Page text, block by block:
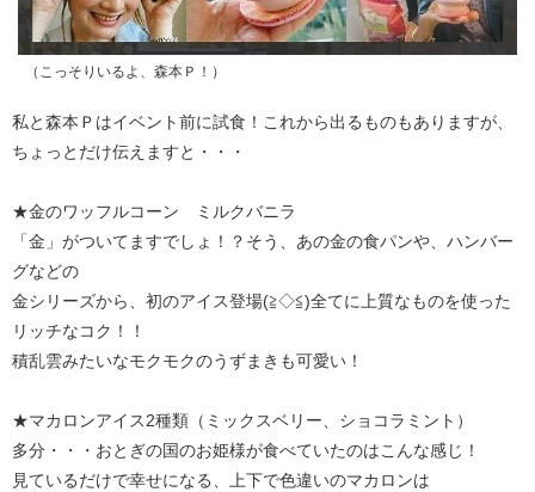
（こっそりいるよ、森本Ｐ！）
私と森本Ｐはイベント前に試食！これから出るものもありますが、
ちょっとだけ伝えますと・・・
★金のワッフルコーン ミルクバニラ
「金」がついてますでしょ！？そう、あの金の食パンや、ハンバー
グなどの
金シリーズから、初のアイス登場(≧◇≦)全てに上質なものを使った
リッチなコク！！
積乱雲みたいなモクモクのうずまきも可愛い！
★マカロンアイス2種類（ミックスベリー、ショコラミント）
多分・・・おとぎの国のお姫様が食べていたのはこんな感じ！
見ているだけで幸せになる、上下で色違いのマカロンは